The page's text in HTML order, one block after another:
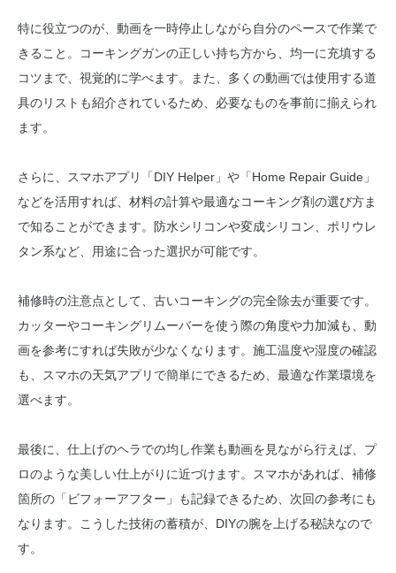
特に役立つのが、動画を一時停止しながら自分のペースで作業で
きること。コーキングガンの正しい持ち方から、均一に充填する
コツまで、視覚的に学べます。また、多くの動画では使用する道
具のリストも紹介されているため、必要なものを事前に揃えられ
ます。
さらに、スマホアプリ「DIY Helper」や「Home Repair Guide」
などを活用すれば、材料の計算や最適なコーキング剤の選び方ま
で知ることができます。防水シリコンや変成シリコン、ポリウレ
タン系など、用途に合った選択が可能です。
補修時の注意点として、古いコーキングの完全除去が重要です。
カッターやコーキングリムーバーを使う際の角度や力加減も、動
画を参考にすれば失敗が少なくなります。施工温度や湿度の確認
も、スマホの天気アプリで簡単にできるため、最適な作業環境を
選べます。
最後に、仕上げのヘラでの均し作業も動画を見ながら行えば、プ
ロのような美しい仕上がりに近づけます。スマホがあれば、補修
箇所の「ビフォーアフター」も記録できるため、次回の参考にも
なります。こうした技術の蓄積が、DIYの腕を上げる秘訣なので
す。